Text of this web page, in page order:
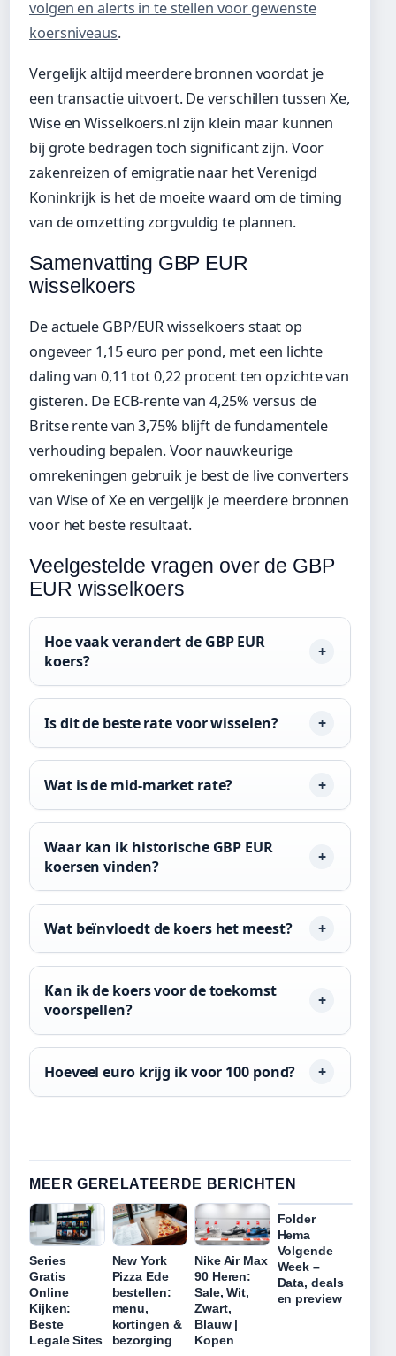
volgen en alerts in te stellen voor gewenste
koersniveaus.
Vergelijk altijd meerdere bronnen voordat je
een transactie uitvoert. De verschillen tussen Xe,
Wise en Wisselkoers.nl zijn klein maar kunnen
bij grote bedragen toch significant zijn. Voor
zakenreizen of emigratie naar het Verenigd
Koninkrijk is het de moeite waard om de timing
van de omzetting zorgvuldig te plannen.
Samenvatting GBP EUR
wisselkoers
De actuele GBP/EUR wisselkoers staat op
ongeveer 1,15 euro per pond, met een lichte
daling van 0,11 tot 0,22 procent ten opzichte van
gisteren. De ECB-rente van 4,25% versus de
Britse rente van 3,75% blijft de fundamentele
verhouding bepalen. Voor nauwkeurige
omrekeningen gebruik je best de live converters
van Wise of Xe en vergelijk je meerdere bronnen
voor het beste resultaat.
Veelgestelde vragen over de GBP
EUR wisselkoers
Hoe vaak verandert de GBP EUR
koers?
Is dit de beste rate voor wisselen?
Wat is de mid-market rate?
Waar kan ik historische GBP EUR
koersen vinden?
Wat beïnvloedt de koers het meest?
Kan ik de koers voor de toekomst
voorspellen?
Hoeveel euro krijg ik voor 100 pond?
MEER GERELATEERDE BERICHTEN
Series
Gratis
Online
Kijken:
Beste
Legale Sites
New York
Pizza Ede
bestellen:
menu,
kortingen &
bezorging
Nike Air Max
90 Heren:
Sale, Wit,
Zwart,
Blauw |
Kopen
Folder
Hema
Volgende
Week –
Data, deals
en preview